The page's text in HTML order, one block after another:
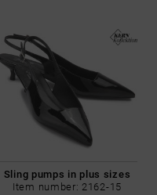
Sling pumps in plus sizes
Item number: 2162-15